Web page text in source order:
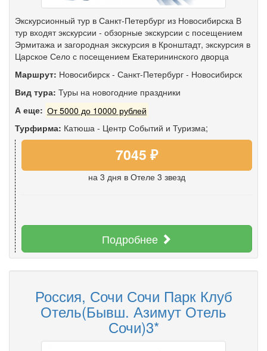
Экскурсионный тур в Санкт-Петербург из Новосибирска В
тур входят экскурсии - обзорные экскурсии с посещением
Эрмитажа и загородная экскурсия в Кронштадт, экскурсия в
Царское Село с посещением Екатерининского дворца
Маршрут: Новосибирск - Санкт-Петербург - Новосибирск
Вид тура: Туры на новогодние праздники
А еще: От 5000 до 10000 рублей
Турфирма: Катюша - Центр Событий и Туризма;
7045 ₽
на 3 дня в Отеле 3 звезд
Подробнее
Россия, Сочи Сочи Парк Клуб
Отель(Бывш. Азимут Отель
Сочи)3*